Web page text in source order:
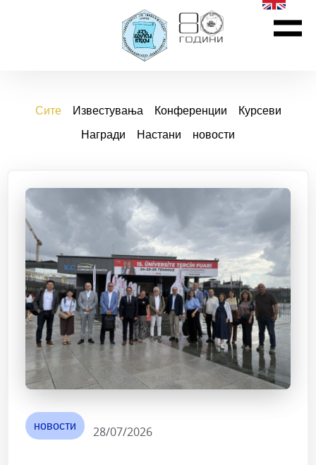
Известувања Конференции
Курсеви
Награди
Настани новости
Сите
новости 28/07/2026